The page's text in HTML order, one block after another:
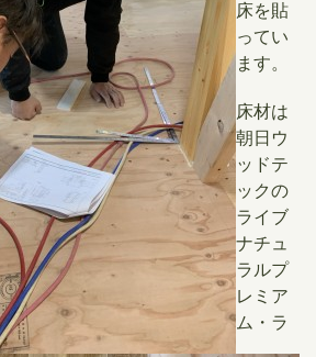
床を貼
ってい
ます。
床材は
朝日ウ
ッドテ
ックの
ライブ
ナチュ
ラルプ
レミア
ム・ラ